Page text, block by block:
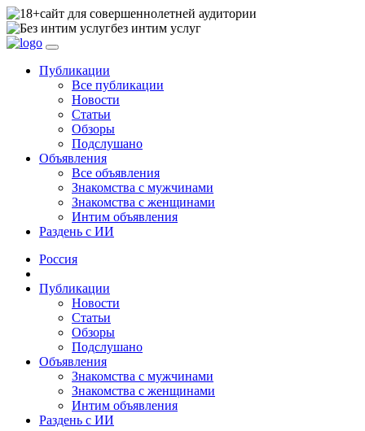
сайт для совершеннолетней аудитории
без интим услуг
Публикации
Все публикации
Новости
Статьи
Обзоры
Подслушано
Объявления
Все объявления
Знакомства с мужчинами
Знакомства с женщинами
Интим объявления
Раздень с ИИ
Россия
Публикации
Новости
Статьи
Обзоры
Подслушано
Объявления
Знакомства с мужчинами
Знакомства с женщинами
Интим объявления
Раздень с ИИ